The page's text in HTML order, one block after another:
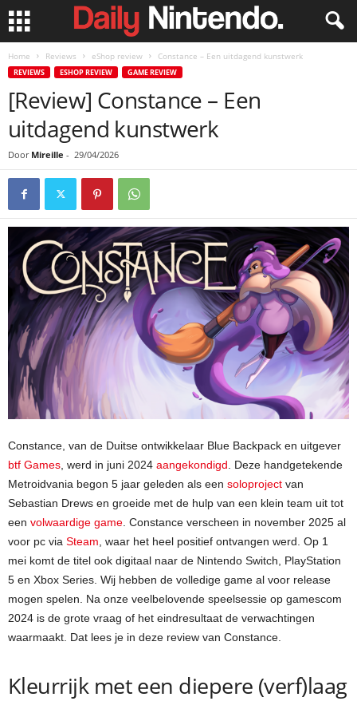
Home Reviews eShop review Constance – Een uitdagend kunstwerk
REVIEWS ESHOP REVIEW GAME REVIEW
[Review] Constance – Een
uitdagend kunstwerk
Door Mireille - 29/04/2026
Constance, van de Duitse ontwikkelaar Blue Backpack en uitgever
btf Games , werd in juni 2024 aangekondigd . Deze handgetekende
Metroidvania begon 5 jaar geleden als een soloproject van
Sebastian Drews en groeide met de hulp van een klein team uit tot
een volwaardige game . Constance verscheen in november 2025 al
voor pc via Steam , waar het heel positief ontvangen werd. Op 1
mei komt de titel ook digitaal naar de Nintendo Switch, PlayStation
5 en Xbox Series. Wij hebben de volledige game al voor release
mogen spelen. Na onze veelbelovende speelsessie op gamescom
2024 is de grote vraag of het eindresultaat de verwachtingen
waarmaakt. Dat lees je in deze review van Constance.
Kleurrijk met een diepere (verf)laag